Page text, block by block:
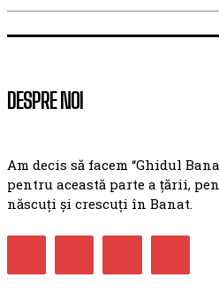
DESPRE NOI
Am decis să facem “Ghidul
pentru această parte a țării,
născuți și crescuți în Banat.